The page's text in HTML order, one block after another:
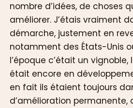
nombre d’idées, de choses
améliorer. J’étais vraiment
démarche, justement en
notamment des États-Unis
l’époque c’était un vignoble,
était encore en
en fait ils étaient toujours
d’amélioration permanente,